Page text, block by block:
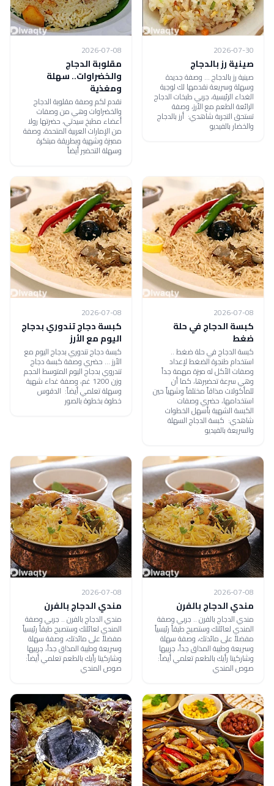
2026-07-30
صينية رز بالدجاج
صينية رز بالدجاج ... وصفة جديدة
وسهلة وسريعة نقدمها لك لوجبة
الغداء الرئيسية، جربي طبخات الدجاج
الرائعة الطعم مع الأرز، وصفة
تستحق التجربة شاهدي: أرز بالدجاج
والخضار بالفيديو
2026-07-08
مقلوبة الدجاج
والخضراوات.. سهلة
ومغذية
نقدم لكم وصفة مقلوبة الدجاج
والخضراوات وهي من وصفات
أعضاء مطبخ سيدتي، حضرتها رولا
من الإمارات العربية المتحدة، وصفة
مميزة وشهية وبطريقة مبتكرة
وسهلة التحضير أيضاً
2026-07-08
كبسة الدجاج في حلة
ضغط
كبسة الدجاج في حلة ضغط ..
استخدام طنجرة الضغط لإعداد
وصفات الأكل له ميزة مهمة جداً
وهي سرعة تحضيرها، كما أن
للمأكولات مذاقاً مختلفاً وشهياً حين
استخدامها، حضري وصفات
الكبسة الشهية بأسهل الخطوات
شاهدي: كبسة الدجاج السهلة
والسريعة بالفيديو
2026-07-08
كبسة دجاج تندوري بدجاج
اليوم مع الأرز
كبسة دجاج تندوري بدجاج اليوم مع
الأرز ... حضري وصفة كبسة دجاج
تندروي بدجاج اليوم المتوسط الحجم
وزن 1200 غم، وصفة غداء شهية
وسهلة تعلمي أيضاً: الدقوس
خطوة بخطوة بالصور
2026-07-08
مندي الدجاج بالفرن
مندي الدجاج بالفرن .. جربي وصفة
المندي لعائلتك وستصبح طبقاً رئيسياً
مفضلاً على مائدتك، وصفة سهلة
وسريعة وطيبة المذاق جداً، جربيها
وشاركينا رأيك بالطعم تعلمي أيضاً:
صوص المندي
2026-07-08
مندي الدجاج بالفرن
مندي الدجاج بالفرن .. جربي وصفة
المندي لعائلتك وستصبح طبقاً رئيسياً
مفضلاً على مائدتك، وصفة سهلة
وسريعة وطيبة المذاق جداً، جربيها
وشاركينا رأيك بالطعم تعلمي أيضاً:
صوص المندي